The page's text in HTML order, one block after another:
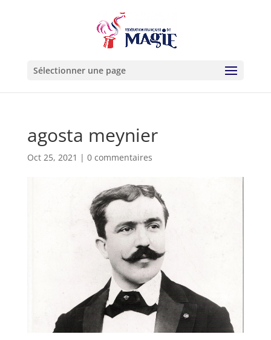
Sélectionner une page
agosta meynier
Oct 25, 2021 | 0 commentaires